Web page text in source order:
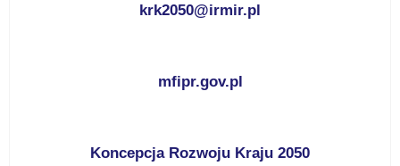
krk2050@irmir.pl
mfipr.gov.pl
Koncepcja Rozwoju Kraju 2050